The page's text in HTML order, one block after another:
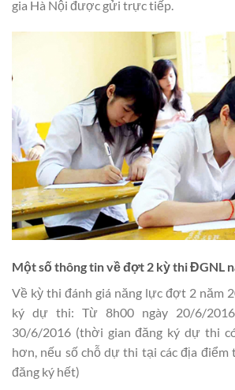
gia Hà Nội được gửi trực tiếp.
Một số thông tin về đợt 2 kỳ thi ĐGNL
Về kỳ thi đánh giá năng lực đợt 2 năm
ký dự thi: Từ 8h00 ngày 20/6/
30/6/2016 (thời gian đăng ký dự thi
hơn, nếu số chỗ dự thi tại các địa
đăng ký hết)